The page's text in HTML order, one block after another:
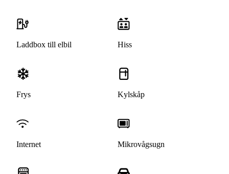
Laddbox till elbil Hiss
Frys Kylskåp
Internet Mikrovågsugn